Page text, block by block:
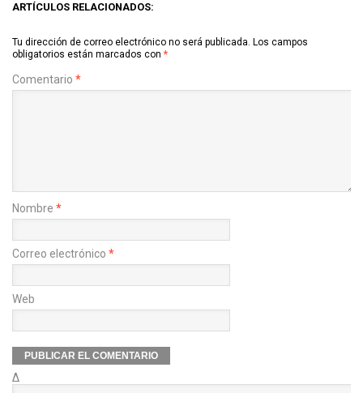
ARTÍCULOS RELACIONADOS:
Tu dirección de correo electrónico no será publicada. Los campos
obligatorios están marcados con *
Comentario *
Nombre *
Correo electrónico *
Web
Δ